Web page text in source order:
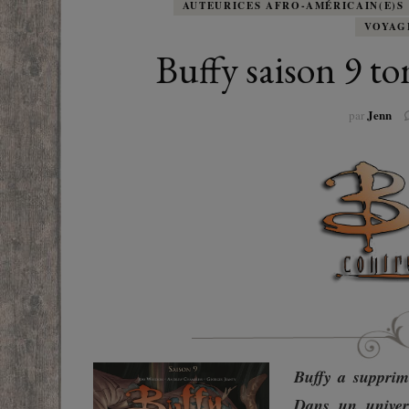
ROMANCE
TÉMOIGNAGES
POLAR
ADOS
AUTEURICES AFRO-AMÉRICAIN(E)S
Buffy saison 9
parJenn
Buffy a